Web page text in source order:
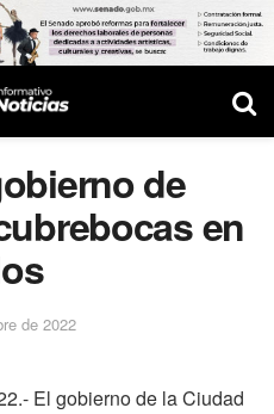
de
en
de 2022
El gobierno de la Ciudad